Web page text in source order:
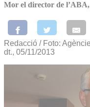
Mor el director de
Redacció / Foto:
dt., 05/11/2013